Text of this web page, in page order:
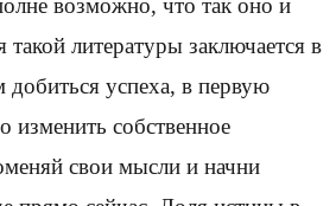
такой литературы заключается в
успеха, в первую
изменить собственное
свои мысли и начни